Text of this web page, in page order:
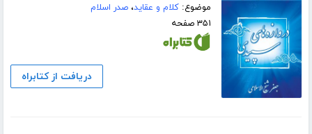
موضوع:کلام و عقاید،صدر اسلام
۳۵۱ صفحه
دریافت از کتابراه